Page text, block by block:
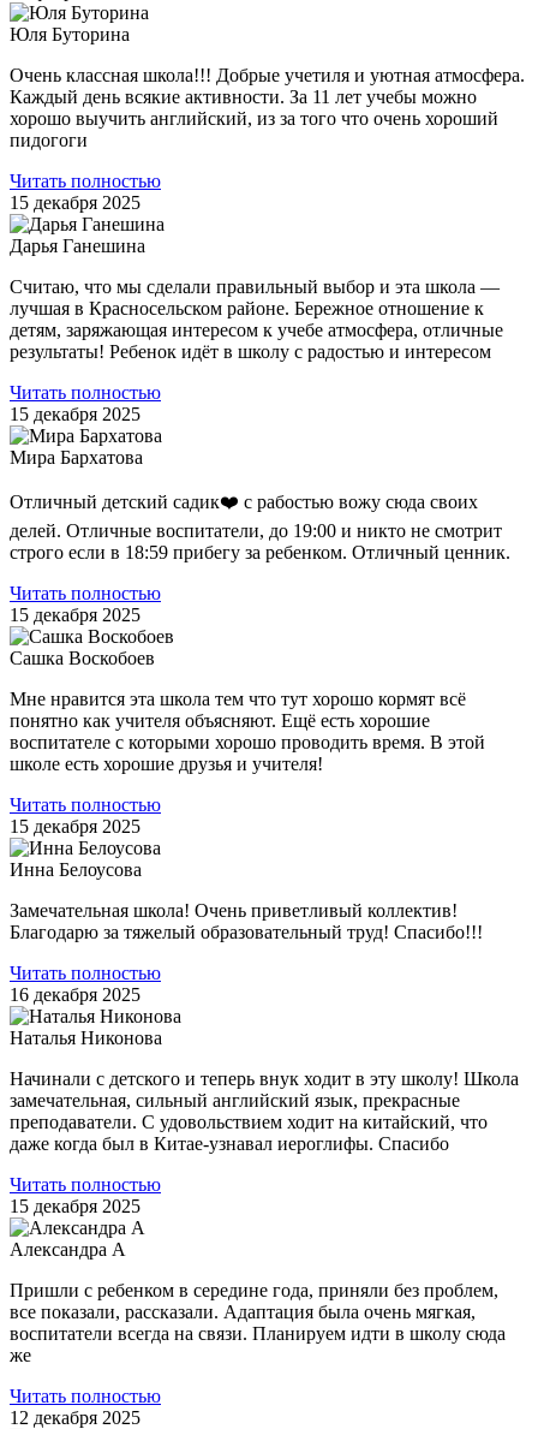
Юля Буторина
Очень классная школа!!! Добрые учетиля и уютная атмосфера.
Каждый день всякие активности. За 11 лет учебы можно
хорошо выучить английский, из за того что очень хороший
пидогоги
Читать полностью
15 декабря 2025
Дарья Ганешина
Считаю, что мы сделали правильный выбор и эта школа —
лучшая в Красносельском районе. Бережное отношение к
детям, заряжающая интересом к учебе атмосфера, отличные
результаты! Ребенок идёт в школу с радостью и интересом
Читать полностью
15 декабря 2025
Мира Бархатова
Отличный детский садик❤️ с рабостью вожу сюда своих
делей. Отличные воспитатели, до 19:00 и никто не смотрит
строго если в 18:59 прибегу за ребенком. Отличный ценник.
Читать полностью
15 декабря 2025
Сашка Воскобоев
Мне нравится эта школа тем что тут хорошо кормят всё
понятно как учителя объясняют. Ещё есть хорошие
воспитателе с которыми хорошо проводить время. В этой
школе есть хорошие друзья и учителя!
Читать полностью
15 декабря 2025
Инна Белоусова
Замечательная школа! Очень приветливый коллектив!
Благодарю за тяжелый образовательный труд! Спасибо!!!
Читать полностью
16 декабря 2025
Наталья Никонова
Начинали с детского и теперь внук ходит в эту школу! Школа
замечательная, сильный английский язык, прекрасные
преподаватели. С удовольствием ходит на китайский, что
даже когда был в Китае-узнавал иероглифы. Спасибо
Читать полностью
15 декабря 2025
Александра А
Пришли с ребенком в середине года, приняли без проблем,
все показали, рассказали. Адаптация была очень мягкая,
воспитатели всегда на связи. Планируем идти в школу сюда
же
Читать полностью
12 декабря 2025